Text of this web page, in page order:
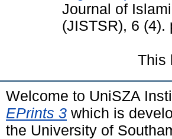
Journal of
(JISTSR), 6 (4).
This
Welcome to UniSZA
EPrints 3 which is
the University of